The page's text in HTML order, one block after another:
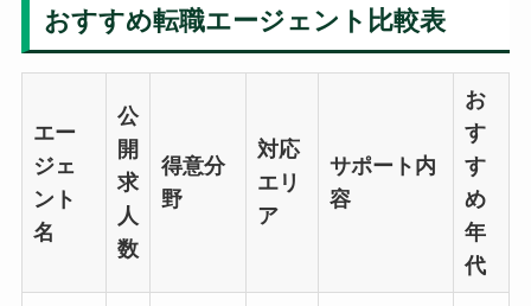
おすすめ転職エージェント比較表
エー
ジェ
ント
名
公
開
求
人
数
得意分
野
対応
エリ
ア
サポート内
容
お
す
す
め
年
代